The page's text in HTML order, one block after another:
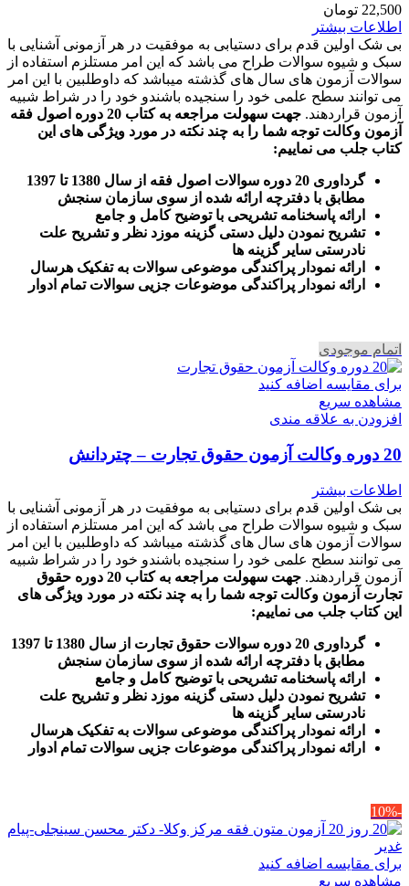
22,500 تومان
اطلاعات بیشتر
بی شک اولین قدم برای دستیابی به موفقیت در هر آزمونی آشنایی با
سبک و شیوه سوالات طراح می باشد که این امر مستلزم استفاده از
سوالات آزمون های سال های گذشته میباشد که داوطلبین با این امر
می توانند سطح علمی خود را سنجیده باشندو خود را در شراط شبیه
آزمون قراردهند.
جهت سهولت مراجعه به کتاب 20 دوره اصول فقه
آزمون وکالت توجه شما را به چند نکته در مورد ویژگی های این
کتاب جلب می نماییم:
گرداوری 20 دوره سوالات اصول فقه از سال 1380 تا 1397
مطابق با دفترچه ارائه شده از سوی سازمان سنجش
ارائه پاسخنامه تشریحی با توضیح کامل و جامع
تشریح نمودن دلیل دستی گزینه موزد نظر و تشریح علت
نادرستی سایر گزینه ها
ارائه نمودار پراکندگی موضوعی سوالات به تفکیک هرسال
رائه نمودار پراکندگی موضوعات جزیی سوالات تمام ادوار
اتمام موجودی
برای مقایسه اضافه کنید
مشاهده سریع
افزودن به علاقه مندی
20 دوره وکالت آزمون حقوق تجارت – چتردانش
اطلاعات بیشتر
بی شک اولین قدم برای دستیابی به موفقیت در هر آزمونی آشنایی با
سبک و شیوه سوالات طراح می باشد که این امر مستلزم استفاده از
سوالات آزمون های سال های گذشته میباشد که داوطلبین با این امر
می توانند سطح علمی خود را سنجیده باشندو خود را در شراط شبیه
آزمون قراردهند.
جهت سهولت مراجعه به کتاب 20 دوره حقوق
تجارت آزمون وکالت توجه شما را به چند نکته در مورد ویژگی های
این کتاب جلب می نماییم:
گرداوری 20 دوره سوالات حقوق تجارت از سال 1380 تا 1397
مطابق با دفترچه ارائه شده از سوی سازمان سنجش
ارائه پاسخنامه تشریحی با توضیح کامل و جامع
تشریح نمودن دلیل دستی گزینه موزد نظر و تشریح علت
نادرستی سایر گزینه ها
ارائه نمودار پراکندگی موضوعی سوالات به تفکیک هرسال
رائه نمودار پراکندگی موضوعات جزیی سوالات تمام ادوار
-10%
برای مقایسه اضافه کنید
مشاهده سریع